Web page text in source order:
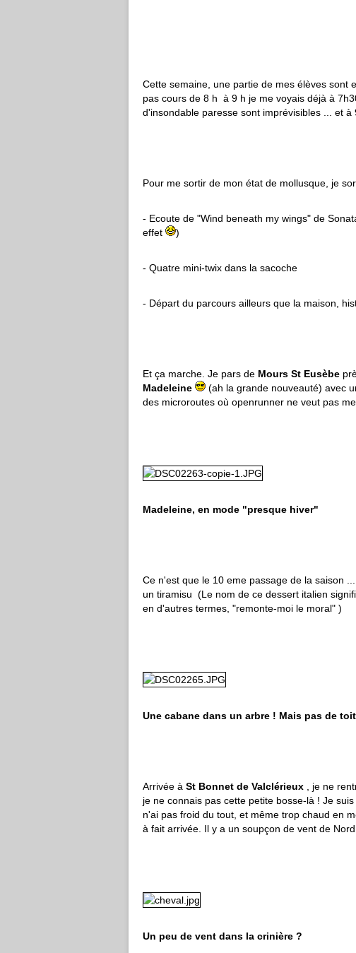
Cette semaine, une partie de mes élèves sont
pas cours de 8 h à 9 h je me voyais déjà à
d'insondable paresse sont imprévisibles ... et
Pour me sortir de mon état de mollusque, je
- Ecoute de "Wind beneath my wings" de
effet
)
- Quatre mini-twix dans la sacoche
- Départ du parcours ailleurs que la maison,
Et ça marche. Je pars de Mours St Eusèbe
Madeleine
(ah la grande nouveauté) avec
des microroutes où openrunner ne veut pas
Madeleine, en mode "presque hiver"
Ce n'est que le 10 eme passage de la saison
un tiramisu (Le nom de ce dessert italien
en d'autres termes, "remonte-moi le moral" )
Une cabane dans un arbre ! Mais pas de
Arrivée à St Bonnet de Valclérieux , je ne
je ne connais pas cette petite bosse-là ! Je
n'ai pas froid du tout, et même trop chaud en
à fait arrivée. Il y a un soupçon de vent de Nord.
Un peu de vent dans la crinière ?